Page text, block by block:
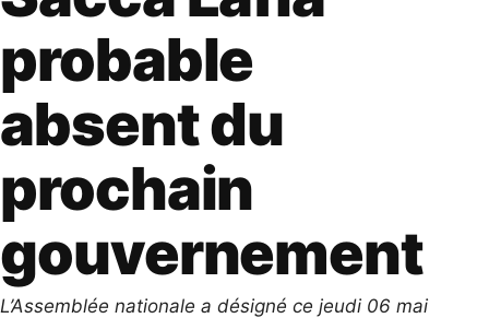
probable
absent du
prochain
gouvernement
L’Assemblée nationale a désigné ce jeudi 06 mai